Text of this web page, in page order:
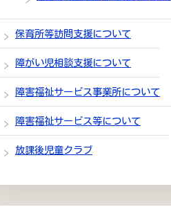
保育所等訪問支援について
障がい児相談支援について
障害福祉サービス事業所について
障害福祉サービス等について
放課後児童クラブ